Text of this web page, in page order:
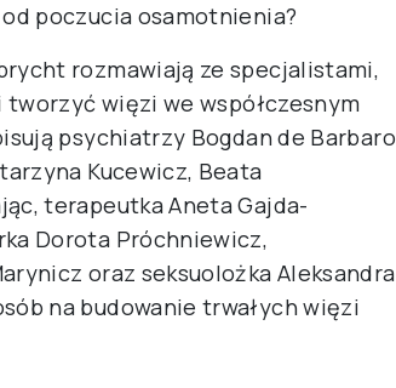
poczucia osamotnienia?
rozmawiają ze specjalistami,
więzi we współczesnym
psychiatrzy Bogdan de Barbaro
Kucewicz, Beata
terapeutka Aneta Gajda-
Dorota Próchniewicz,
oraz seksuolożka Aleksandra
na budowanie trwałych więzi